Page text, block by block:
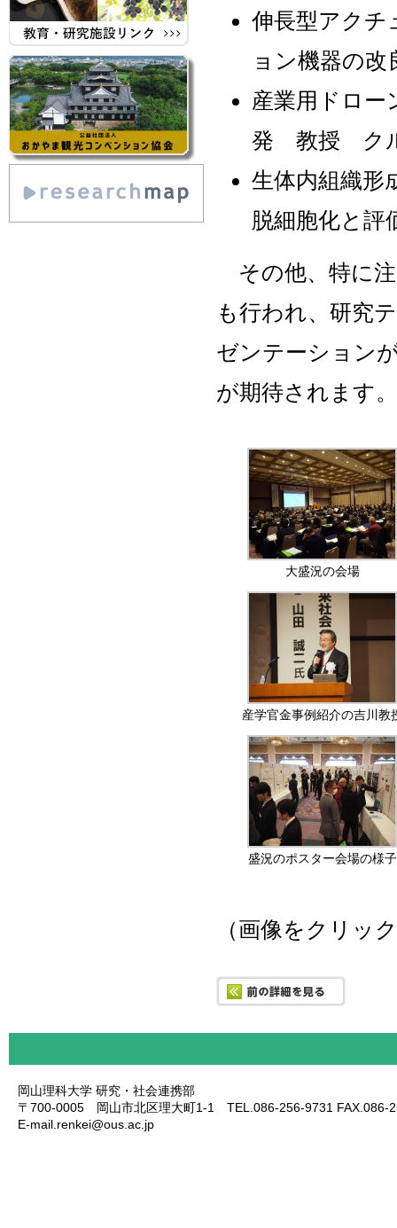
伸長型アクチ
ョン機器の
産業用ドロー
発 教授 ク
生体内組織形
脱細胞化と
その他、特に注
も行われ、研究
ゼンテーション
が期待されます。
大盛況の会場
産学官金事例紹介の吉川教
盛況のポスター会場の様子
（画像をクリッ
岡山理科大学 研究・社会連携部
〒700-0005 岡山市北区理大町1-1 TEL.086-256-9731 FAX.086-
E-mail.renkei@ous.ac.jp